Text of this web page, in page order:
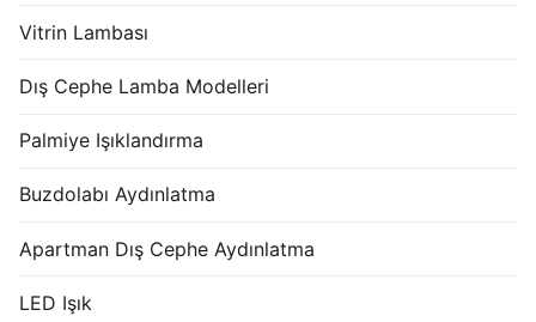
Vitrin Lambası
Dış Cephe Lamba Modelleri
Palmiye Işıklandırma
Buzdolabı Aydınlatma
Apartman Dış Cephe Aydınlatma
LED Işık